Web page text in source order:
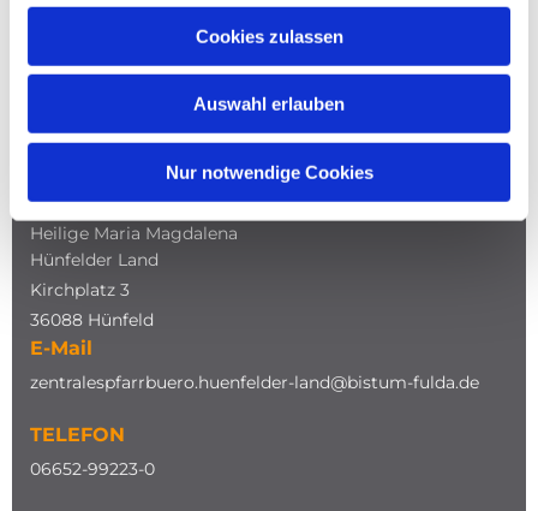
Cookies zulassen
Auswahl erlauben
Nur notwendige Cookies
NAVIGATION
Katholische Kirche
Heilige Maria Magdalena
Hünfelder Land
Kirchplatz 3
36088 Hünfeld
E-Mail
zentralespfarrbuero.huenfelder-land@bistum-fulda.de
TELEFON
06652-99223-0